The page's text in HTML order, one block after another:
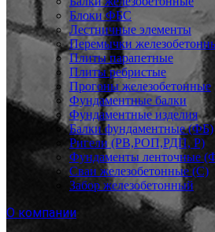
Блоки ФБС
Лестничные элементы
Перемычки
Плиты парапетные
Плиты ребристые
Прогоны железобетонные
Фундаментные балки
Фундаментные изделия
Балки фундаментные (ФБ)
Ригели (РВ,РОП,РДП, Р)
Фундаменты ленточные
Сваи железобетонные (С)
Забор железобетонный
О компании